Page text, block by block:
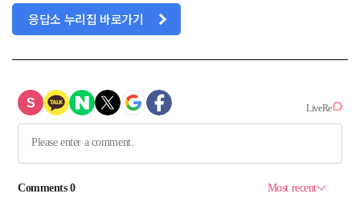
응답소 누리집 바로가기